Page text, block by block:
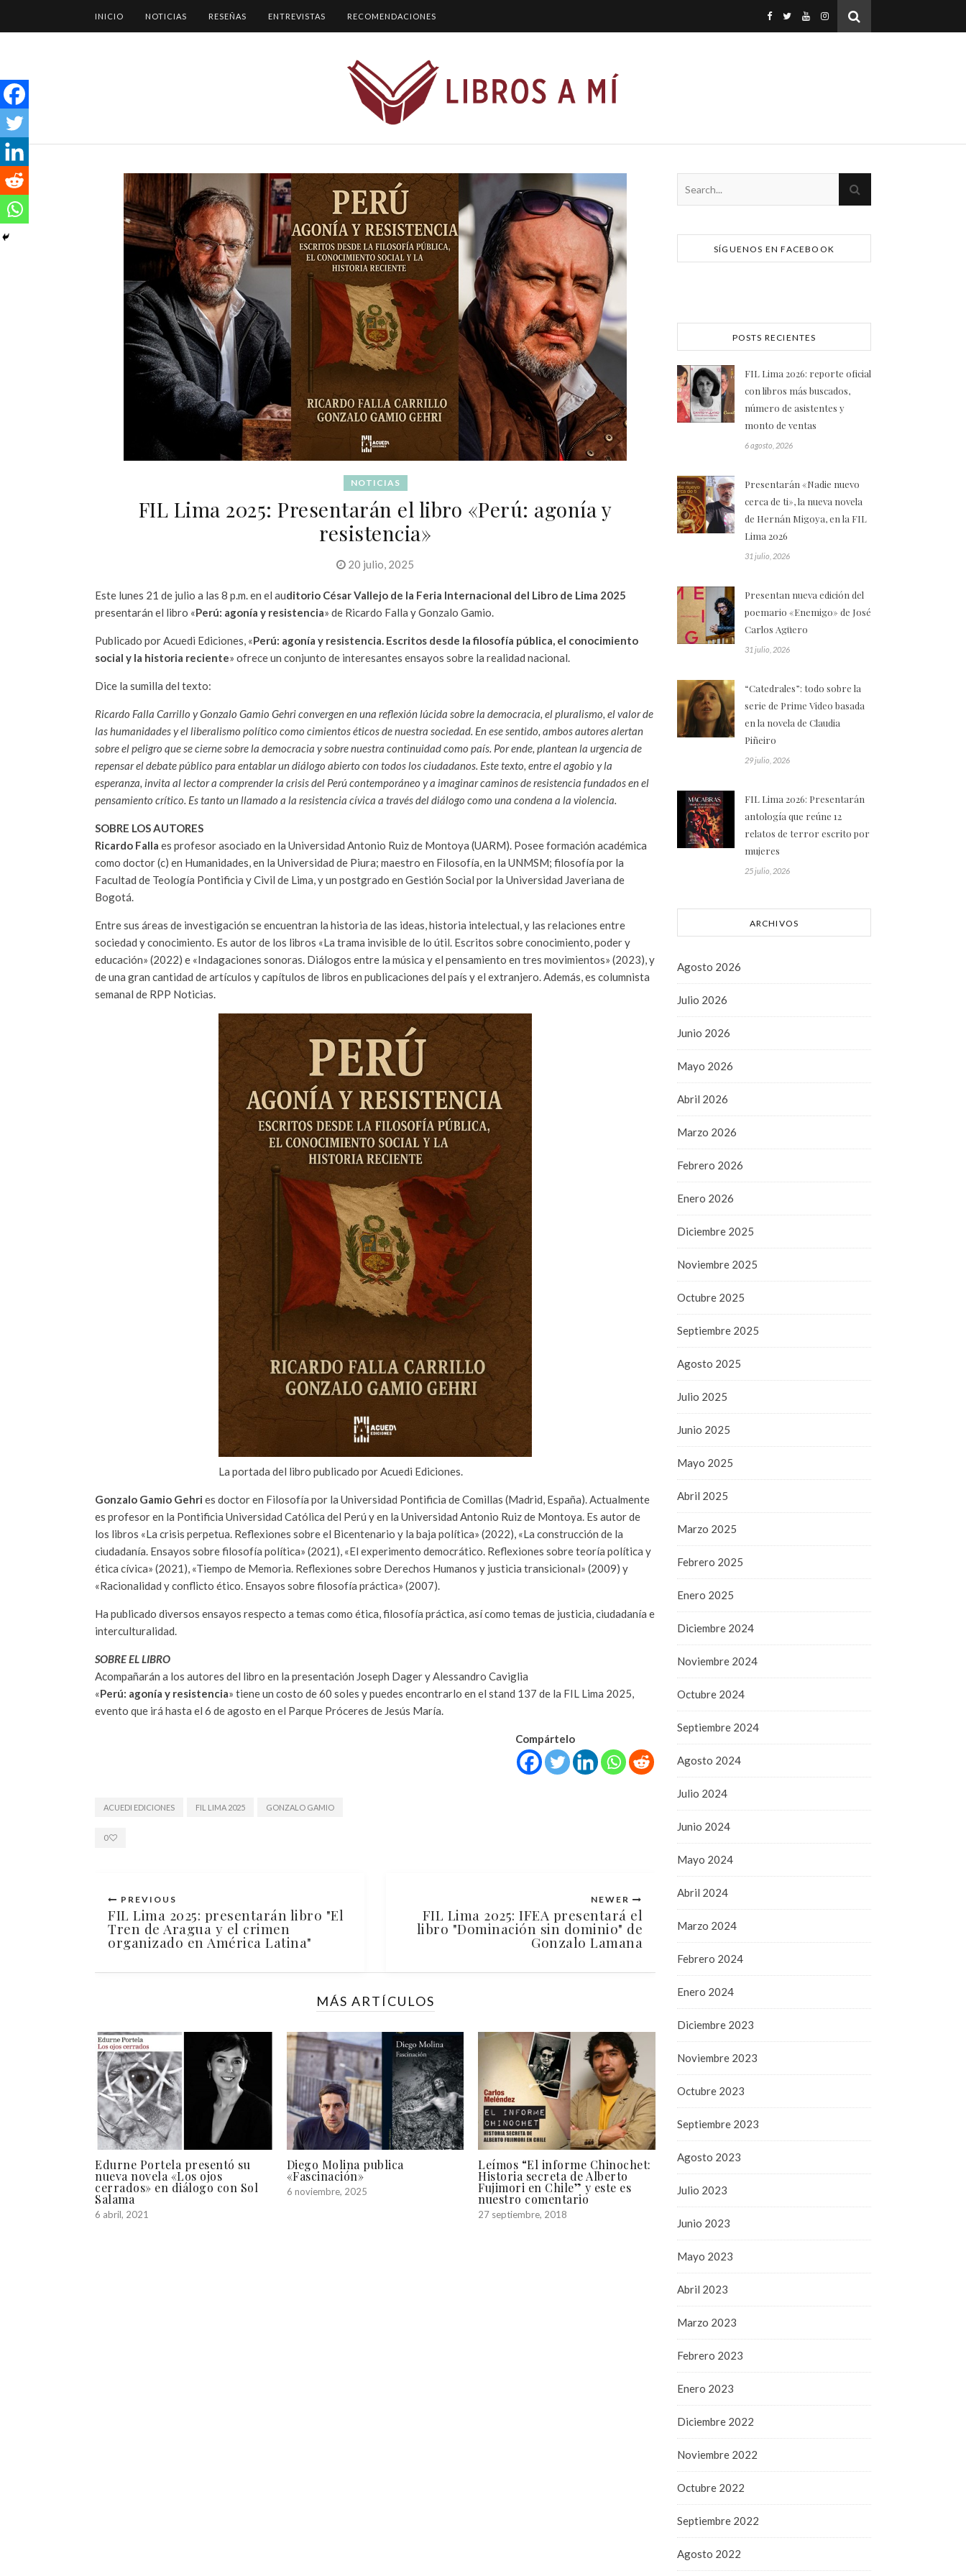
INICIO NOTICIAS RESEÑAS ENTREVISTAS RECOMENDACIONES
NOTICIAS
FIL Lima 2025: Presentarán el libro «Perú: agonía y
resistencia»
20 julio, 2025
Este lunes 21 de julio a las 8 p.m. en el auditorio César Vallejo de la Feria Internacional del Libro de Lima 2025
presentarán el libro «Perú: agonía y resistencia» de Ricardo Falla y Gonzalo Gamio.
Publicado por Acuedi Ediciones, «Perú: agonía y resistencia. Escritos desde la filosofía pública, el conocimiento
social y la historia reciente» ofrece un conjunto de interesantes ensayos sobre la realidad nacional.
Dice la sumilla del texto:
Ricardo Falla Carrillo y Gonzalo Gamio Gehri convergen en una reflexión lúcida sobre la democracia, el pluralismo, el valor de
las humanidades y el liberalismo político como cimientos éticos de nuestra sociedad. En ese sentido, ambos autores alertan
sobre el peligro que se cierne sobre la democracia y sobre nuestra continuidad como país. Por ende, plantean la urgencia de
repensar el debate público para entablar un diálogo abierto con todos los ciudadanos. Este texto, entre el agobio y la
esperanza, invita al lector a comprender la crisis del Perú contemporáneo y a imaginar caminos de resistencia fundados en el
pensamiento crítico. Es tanto un llamado a la resistencia cívica a través del diálogo como una condena a la violencia.
SOBRE LOS AUTORES
Ricardo Falla es profesor asociado en la Universidad Antonio Ruiz de Montoya (UARM). Posee formación académica
como doctor (c) en Humanidades, en la Universidad de Piura; maestro en Filosofía, en la UNMSM; filosofía por la
Facultad de Teología Pontificia y Civil de Lima, y un postgrado en Gestión Social por la Universidad Javeriana de
Bogotá.
Entre sus áreas de investigación se encuentran la historia de las ideas, historia intelectual, y las relaciones entre
sociedad y conocimiento. Es autor de los libros «La trama invisible de lo útil. Escritos sobre conocimiento, poder y
educación» (2022) e «Indagaciones sonoras. Diálogos entre la música y el pensamiento en tres movimientos» (2023), y
de una gran cantidad de artículos y capítulos de libros en publicaciones del país y el extranjero. Además, es columnista
semanal de RPP Noticias.
La portada del libro publicado por Acuedi Ediciones.
Gonzalo Gamio Gehri es doctor en Filosofía por la Universidad Pontificia de Comillas (Madrid, España). Actualmente
es profesor en la Pontificia Universidad Católica del Perú y en la Universidad Antonio Ruiz de Montoya. Es autor de
los libros «La crisis perpetua. Reflexiones sobre el Bicentenario y la baja política» (2022), «La construcción de la
ciudadanía. Ensayos sobre filosofía política» (2021), «El experimento democrático. Reflexiones sobre teoría política y
ética cívica» (2021), «Tiempo de Memoria. Reflexiones sobre Derechos Humanos y justicia transicional» (2009) y
«Racionalidad y conflicto ético. Ensayos sobre filosofía práctica» (2007).
Ha publicado diversos ensayos respecto a temas como ética, filosofía práctica, así como temas de justicia, ciudadanía e
interculturalidad.
SOBRE EL LIBRO
Acompañarán a los autores del libro en la presentación Joseph Dager y Alessandro Caviglia
«Perú: agonía y resistencia» tiene un costo de 60 soles y puedes encontrarlo en el stand 137 de la FIL Lima 2025,
evento que irá hasta el 6 de agosto en el Parque Próceres de Jesús María.
Compártelo
ACUEDI EDICIONES FIL LIMA 2025 GONZALO GAMIO
0
PREVIOUS
FIL Lima 2025: presentarán libro "El
Tren de Aragua y el crimen
organizado en América Latina"
NEWER
FIL Lima 2025: IFEA presentará el
libro "Dominación sin dominio" de
Gonzalo Lamana
MÁS ARTÍCULOS
Edurne Portela presentó su
nueva novela «Los ojos
cerrados» en diálogo con Sol
Salama
6 abril, 2021
Diego Molina publica
«Fascinación»
6 noviembre, 2025
Leímos “El informe Chinochet:
Historia secreta de Alberto
Fujimori en Chile” y este es
nuestro comentario
27 septiembre, 2018
SÍGUENOS EN FACEBOOK
POSTS RECIENTES
FIL Lima 2026: reporte oficial
con libros más buscados,
número de asistentes y
monto de ventas
6 agosto, 2026
Presentarán «Nadie nuevo
cerca de ti», la nueva novela
de Hernán Migoya, en la FIL
Lima 2026
31 julio, 2026
Presentan nueva edición del
poemario «Enemigo» de José
Carlos Agüero
31 julio, 2026
“Catedrales”: todo sobre la
serie de Prime Video basada
en la novela de Claudia
Piñeiro
29 julio, 2026
FIL Lima 2026: Presentarán
antología que reúne 12
relatos de terror escrito por
mujeres
25 julio, 2026
ARCHIVOS
Agosto 2026
Julio 2026
Junio 2026
Mayo 2026
Abril 2026
Marzo 2026
Febrero 2026
Enero 2026
Diciembre 2025
Noviembre 2025
Octubre 2025
Septiembre 2025
Agosto 2025
Julio 2025
Junio 2025
Mayo 2025
Abril 2025
Marzo 2025
Febrero 2025
Enero 2025
Diciembre 2024
Noviembre 2024
Octubre 2024
Septiembre 2024
Agosto 2024
Julio 2024
Junio 2024
Mayo 2024
Abril 2024
Marzo 2024
Febrero 2024
Enero 2024
Diciembre 2023
Noviembre 2023
Octubre 2023
Septiembre 2023
Agosto 2023
Julio 2023
Junio 2023
Mayo 2023
Abril 2023
Marzo 2023
Febrero 2023
Enero 2023
Diciembre 2022
Noviembre 2022
Octubre 2022
Septiembre 2022
Agosto 2022